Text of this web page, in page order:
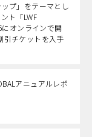
プ」をテーマとし
ト「LWF
オンラインで開
引チケットを入手
アニュアルレポ